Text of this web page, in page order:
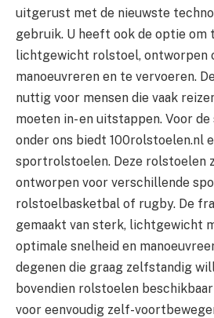
uitgerust met de nieuwste
gebruik. U heeft ook de optie om
lichtgewicht rolstoel, ontworpen
manoeuvreren en te vervoeren.
nuttig voor mensen die vaak
moeten in- en uitstappen. Voor
onder ons biedt 100rolstoelen.nl
sportrolstoelen. Deze rolstoelen
ontworpen voor verschillende
rolstoelbasketbal of rugby. De
gemaakt van sterk, lichtgewicht
optimale snelheid en
degenen die graag zelfstandig
bovendien rolstoelen
voor eenvoudig zelf-